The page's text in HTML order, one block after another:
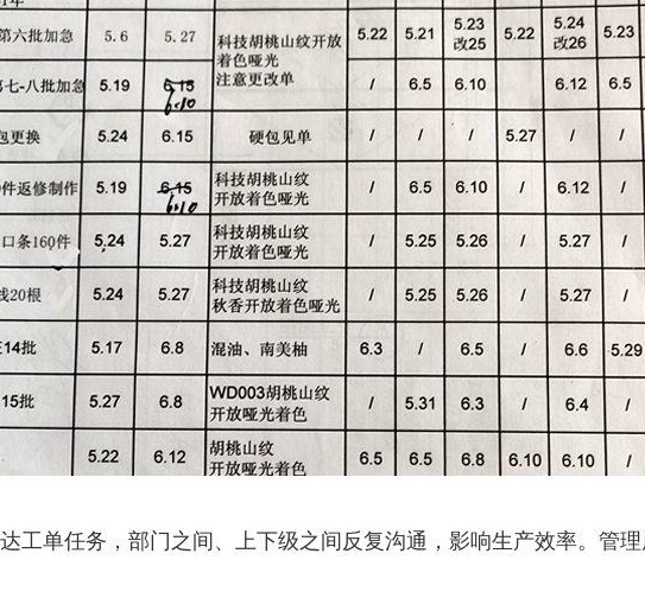
工单任务，部门之间、上下级之间反复沟通，影响生产效率。管